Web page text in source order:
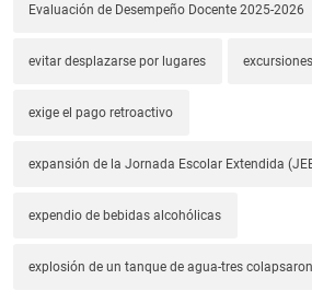
Evaluación de Desempeño Docente 2025-2026
evitar desplazarse por lugares
exige el pago retroactivo
expansión de la Jornada Escolar Extendida
expendio de bebidas alcohólicas
explosión de un tanque de agua-tres